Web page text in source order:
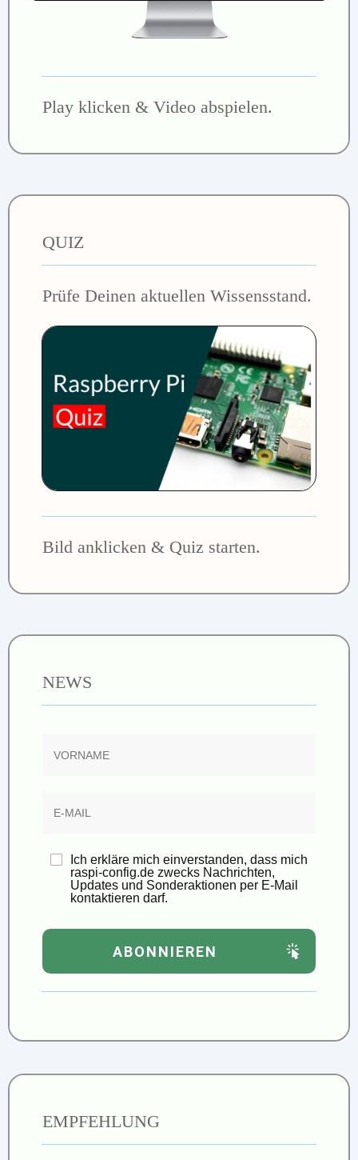
Play klicken & Video abspielen.
QUIZ
Prüfe Deinen aktuellen Wissensstand.
Bild anklicken & Quiz starten.
NEWS
Ich erkläre mich einverstanden, dass mich
raspi-config.de zwecks Nachrichten,
Updates und Sonderaktionen per E-Mail
kontaktieren darf.
ABONNIEREN
EMPFEHLUNG